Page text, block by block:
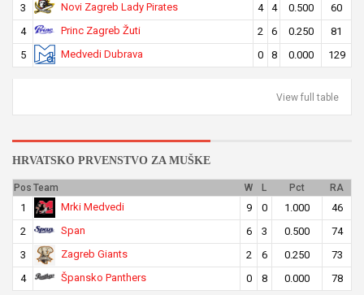
3
Novi Zagreb Lady Pirates 4 4 0.500
60
4
Princ Zagreb Žuti 2 6 0.250
81
5
Medvedi Dubrava 0 8 0.000 129
View full table
HRVATSKO PRVENSTVO ZA MUŠKE
Pos Team W L Pct RA
1 Mrki Medvedi 9 0 1.000
46
2
Span 6 3 0.500
74
3
Zagreb Giants 2 6 0.250
73
4
Špansko Panthers 0 8 0.000 78